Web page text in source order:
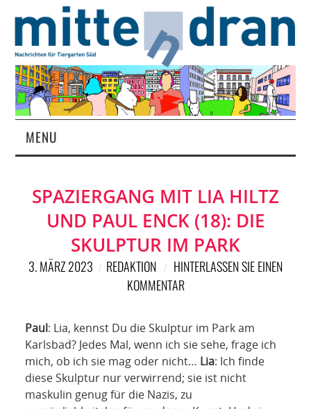
MENU
MAGAZIN
ÜBER UNS
RUBRIKEN
SPONSORING
KONTAKT
SPAZIERGANG MIT LIA HILTZ
UND PAUL ENCK (18): DIE
SKULPTUR IM PARK
3. MÄRZ 2023 REDAKTION
HINTERLASSEN SIE EINEN
KOMMENTAR
Paul: Lia, kennst Du die Skulptur im Park am
Karlsbad? Jedes Mal, wenn ich sie sehe, frage ich
mich, ob ich sie mag oder nicht… Lia: Ich finde
diese Skulptur nur verwirrend; sie ist nicht
maskulin genug für die Nazis, zu